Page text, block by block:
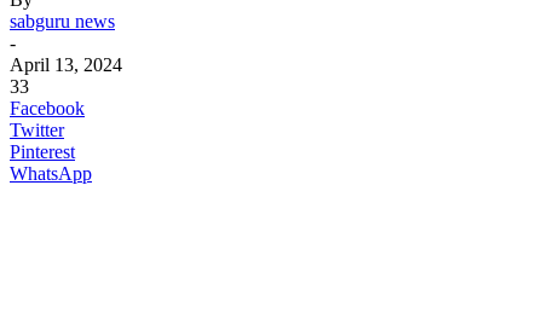
sabguru news
-
April 13, 2024
33
Facebook
Twitter
Pinterest
WhatsApp